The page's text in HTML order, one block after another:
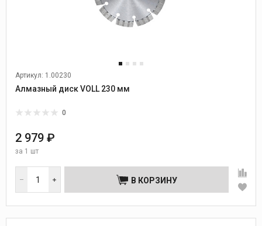
Артикул: 1.00230
Алмазный диск VOLL 230 мм
0
2 979 ₽
за 1 шт
В КОРЗИНУ